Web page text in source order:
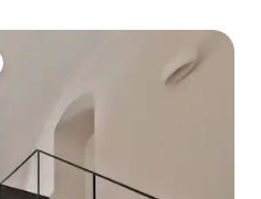
dos hóspedes